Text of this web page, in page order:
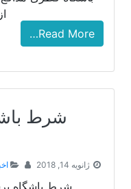
Read More…
شرط
ژانویه 14, 2018